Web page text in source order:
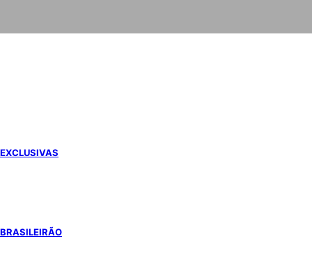
EXCLUSIVAS
BRASILEIRÃO